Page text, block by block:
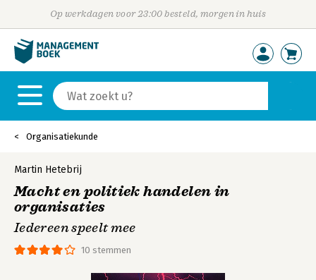
Op werkdagen voor 23:00 besteld, morgen in huis
Organisatiekunde
10 stemmen
Martin Hetebrij
Macht en politiek handelen in
organisaties
Iedereen speelt mee